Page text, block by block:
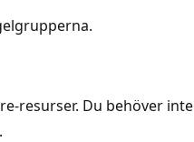
resurser. Du behöver inte